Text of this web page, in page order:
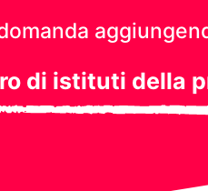
di istituti della